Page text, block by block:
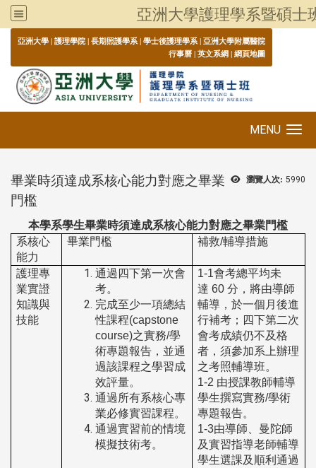
亞洲大學護理學系暨碩士
亞洲大學 | 護理學院 | 長期照護學系 | 學士後護理學系 | 亞洲大學附屬醫院
行事曆 | 英文系網 | 網頁地圖
MENU
瀏覽人次: 5990
畢業時須達成系核心能力對應之畢業
門檻
本學系學生畢業時須達成系核心能力對應之畢業門檻
系核心
能力
畢業門檻 補救/輔導措施
護理專
業實證
知識與
技能
通過四下第一次會
考。
完成至少一項總結
性課程(capstone
course)之實務/學
術專題報告，並通
過該課程之學習成
效評量。
通過所有系核心專
業必修實習課程。
通過實習前的情境
模擬技術考。
1-1會考總平均未
達 60 分，將由導師
輔導，於一個月後進
行補考；四下第二次
會考成績仍不及格
者，須參加系上辦理
之考照輔導班。
1-2 由授課教師輔導
學生撰寫實務/學術
專題報告。
1-3由導師、曼陀師
及實習指導老師輔導
學生選課及順利通過